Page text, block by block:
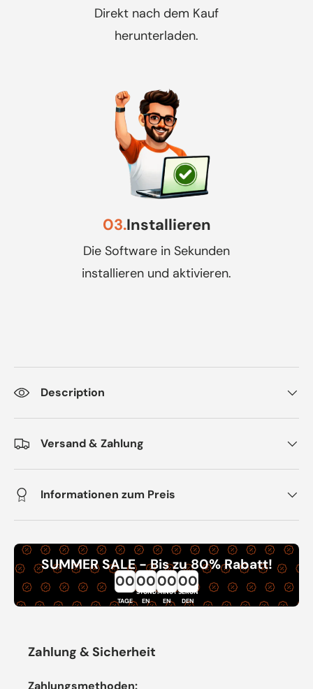
Direkt nach dem Kauf
herunterladen.
03.Installieren
Die Software in Sekunden
installieren und aktivieren.
Description
Versand & Zahlung
Informationen zum Preis
SUMMER SALE - Bis zu 80% Rabatt!
00
TAGE
00
STUND
EN
00
MINUT
EN
00
SEKUN
DEN
Zahlung & Sicherheit